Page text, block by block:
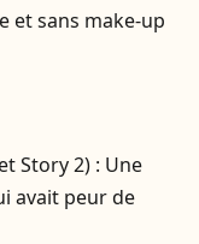
et sans make-up
Story 2) : Une
avait peur de